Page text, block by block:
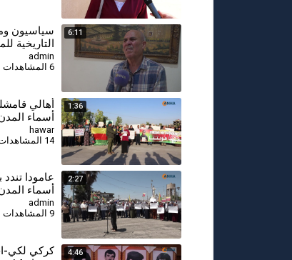
6:11
⁣سياسيون
التاريخية
من هوية
admin
6 المشاهدات
1:36
أهالي
أسماء
احترام
hawar
14 المشاهدات
2:27
عامودا تندد
أسماء
إلى احترام
admin
9 المشاهدات
4:46
كركي لكي-